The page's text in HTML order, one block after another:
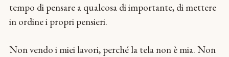
tempo di pensare a qualcosa di importante, di mettere
in ordine i propri pensieri.
Non vendo i miei lavori, perché la tela non è mia. Non